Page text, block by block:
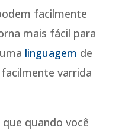
facilmente
mais fácil para
linguagem de
varrida
quando você